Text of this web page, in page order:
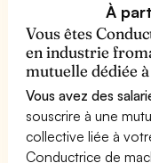
À
Vous êtes
en industrie
mutuelle dédiée
Vous avez des
souscrire à une
collective liée à
Conductrice de